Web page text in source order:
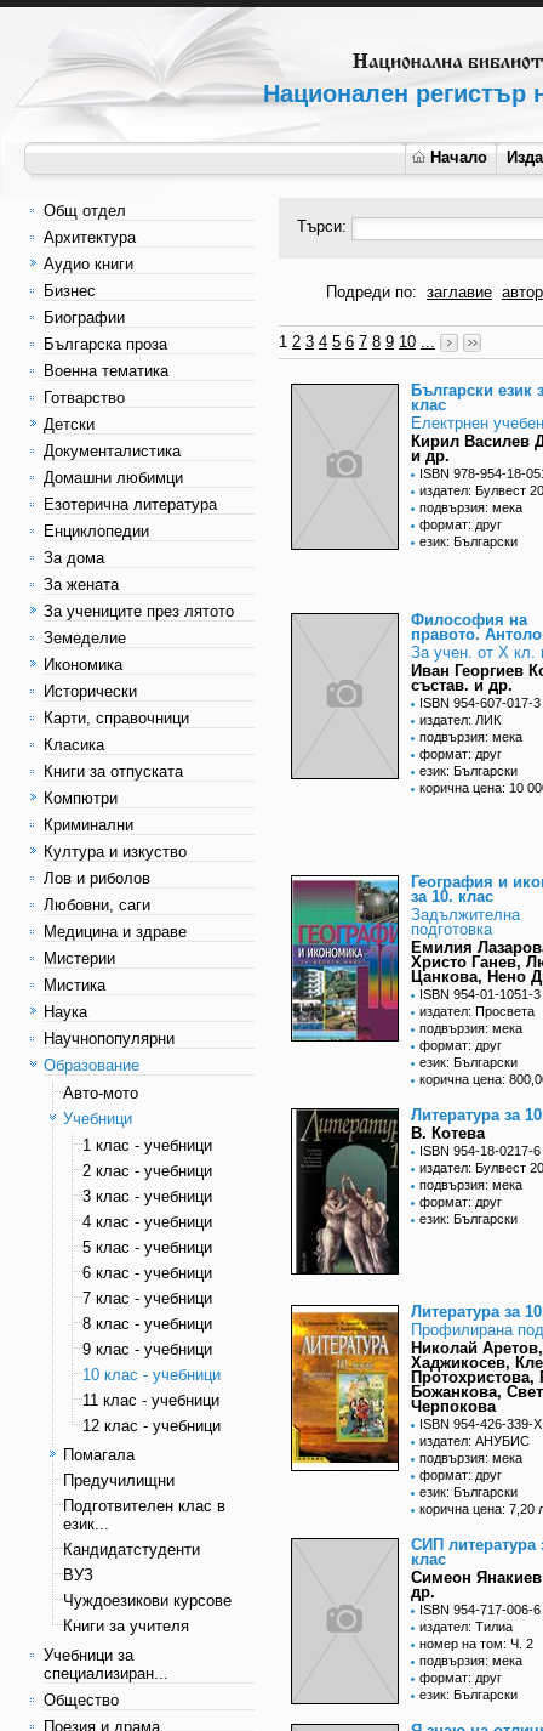
Национален регистър
Начало
Общ отдел
Архитектура
Аудио книги
Бизнес
Биографии
Българска проза
Военна тематика
Готварство
Детски
Документалистика
Домашни любимци
Езотерична литература
Енциклопедии
За дома
За жената
За учениците през лятото
Земеделие
Икономика
Исторически
Карти, справочници
Класика
Книги за отпуската
Компютри
Криминални
Култура и изкуство
Лов и риболов
Любовни, саги
Медицина и здраве
Мистерии
Мистика
Наука
Научнопопулярни
Образование
Авто-мото
Учебници
1 клас - учебници
2 клас - учебници
3 клас - учебници
4 клас - учебници
5 клас - учебници
6 клас - учебници
7 клас - учебници
8 клас - учебници
9 клас - учебници
10 клас - учебници
11 клас - учебници
12 клас - учебници
Помагала
Предучилищни
Подготвителен клас в
език...
Кандидатстуденти
ВУЗ
Чуждоезикови курсове
Книги за учителя
Учебници за
специализиран...
Общество
Поезия и драма
Търси:
Подреди по: заглавие автор
1 2 3 4 5 6 7 8 9 10 ...
Български език
клас
Електрнен
Кирил Василев
и др.
ISBN 978-954-18-
издател: Булвест
подвързия: мека
формат: друг
език: Български
Философия на
правото.
За учен. от X
Иван Георгиев
състав. и др.
ISBN 954-607-017-3
издател: ЛИК
подвързия: мека
формат: друг
език: Български
корична цена: 10
География и
за 10. клас
Задължителна
подготовка
Емилия
Христо Ганев,
Цанкова, Нено
ISBN 954-01-1051-3
издател: Просвета
подвързия: мека
формат: друг
език: Български
корична цена:
Литература за
В. Котева
ISBN 954-18-0217-6
издател: Булвест
подвързия: мека
формат: друг
език: Български
Литература за
Профилирана
Николай
Хаджикосев,
Протохристова,
Божанкова,
Черпокова
ISBN 954-426-339-X
издател: АНУБИС
подвързия: мека
формат: друг
език: Български
корична цена: 7,20
СИП литература
клас
Симеон
др.
ISBN 954-717-006-6
издател: Тилиа
номер на том: Ч. 2
подвързия: мека
формат: друг
език: Български